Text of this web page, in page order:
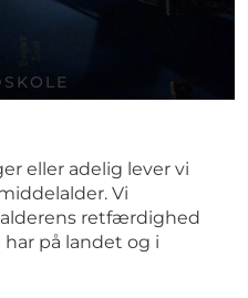
eller adelig lever vi
Vi
retfærdighed
på landet og i